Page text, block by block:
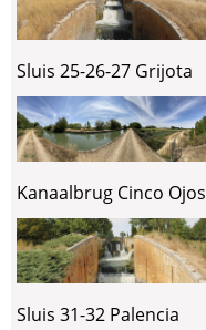
Sluis 25-26-27 Grijota
Kanaalbrug Cinco Ojos
Sluis 31-32 Palencia